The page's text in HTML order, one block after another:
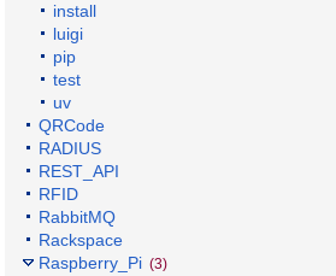
install
luigi
pip
test
uv
QRCode
RADIUS
REST_API
RFID
RabbitMQ
Rackspace
Raspberry_Pi (3)